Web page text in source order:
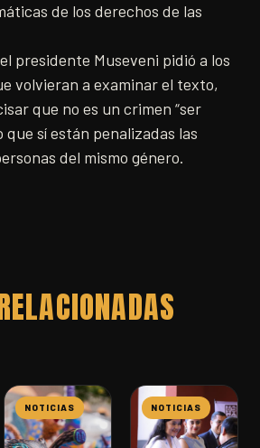
de los derechos de las
presidente Museveni pidió a los
volvieran a examinar el texto,
que no es un crimen “ser
que sí están penalizadas las
del mismo género.
NOTICIAS NOTICIAS